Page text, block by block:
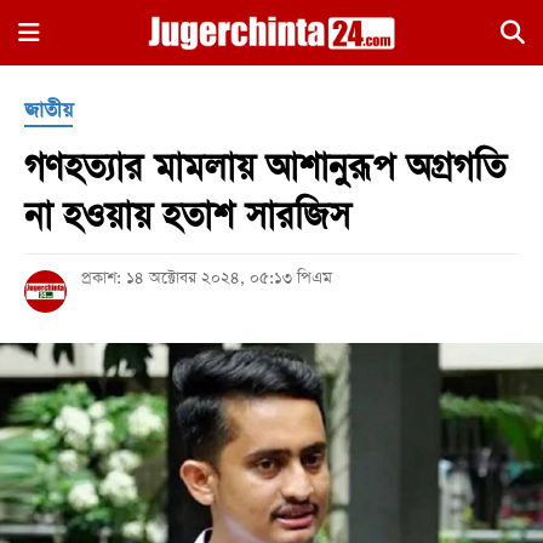
×
হোম
জাতীয়
রাজনীতি
সারাদেশ
আন্তর্জাতিক
খেলা
জাতীয়
গণহত্যার মামলায় আশানুরূপ অগ্রগতি
না হওয়ায় হতাশ সারজিস
প্রকাশ: ১৪ অক্টোবর ২০২৪, ০৫:১৩ পিএম